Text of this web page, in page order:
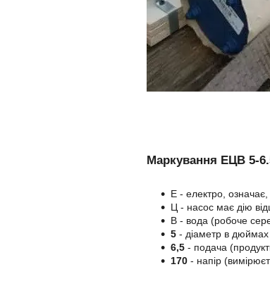
Маркування ЕЦВ 5-
Е - електро,
Ц - насос має дію
В - вода (робоче
5 - діаметр в
6,5 - подача
170 - напір